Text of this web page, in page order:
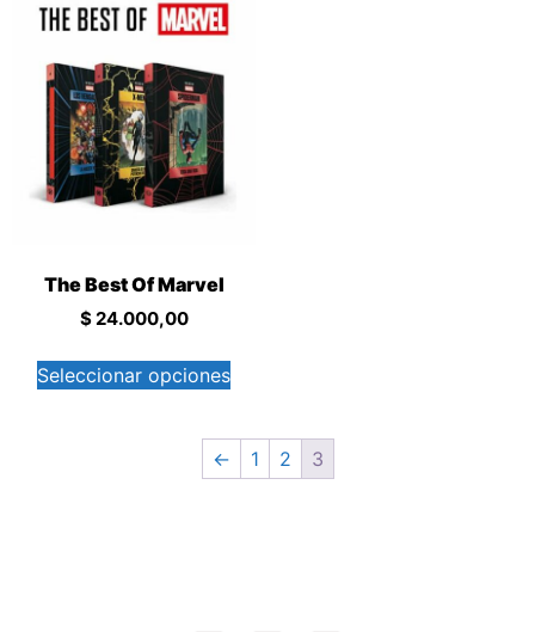
The Best Of Marvel
$24.000,00
Seleccionar opciones
← 1 2 3